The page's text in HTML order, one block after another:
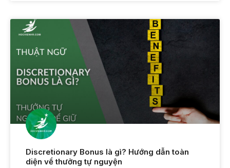
Discretionary Bonus là gì? Hướng dẫn toàn
diện về thưởng tự nguyện